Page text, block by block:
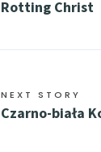
Rotting Christ
NEXT STORY
Czarno-biała